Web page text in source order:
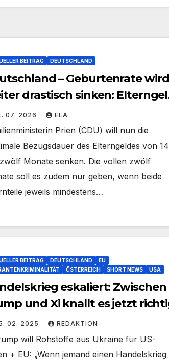
BEITRAG DEUTSCHLAND
– Geburtenrate wird
drastisch sinken:
12 Monate gekürzt
07. 2026 ELA
Prien (CDU) will nun die
Bezugsdauer des Elterngeldes von 14
Monate senken. Die vollen zwölf
soll es zudem nur geben, wenn beide
jeweils mindestens…
BEITRAG DEUTSCHLAND
EU
ÖSTERREICH SHORT NEWS USA
eskaliert: Zwischen
und Xi knallt es jetzt
02. 2025 REDAKTION
will Rohstoffe aus Ukraine für US-
+ EU: „Wenn jemand einen Handelskrieg